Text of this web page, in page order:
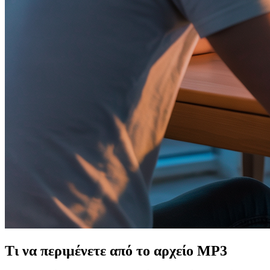
Τι να περιμένετε από το αρχείο MP3